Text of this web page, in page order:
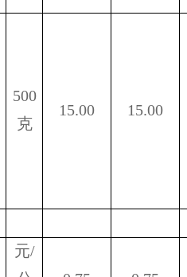
500
克
15.00 15.00
元/